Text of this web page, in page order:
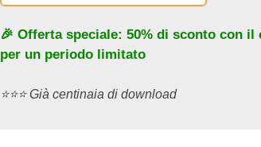
🎉 Offerta speciale: 50% di sconto con il
per un periodo limitato
⭐️⭐️⭐️ Già centinaia di download